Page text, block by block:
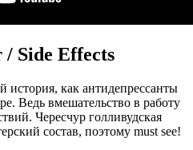
Side Effects
история, как антидепрессанты
Ведь вмешательство в работу
Чересчур голливудская
состав, поэтому must see!